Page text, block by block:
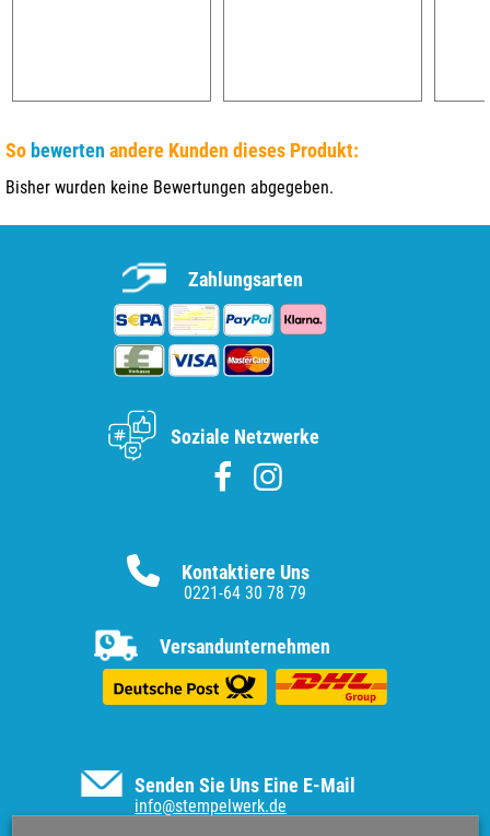
So bewerten andere Kunden dieses Produkt:
Bisher wurden keine Bewertungen abgegeben.
Senden Sie Uns Eine E-Mail
info@stempelwerk.de
Kontaktiere Uns
0221-64 30 78 79
Versandunternehmen
Zahlungsarten
Soziale Netzwerke